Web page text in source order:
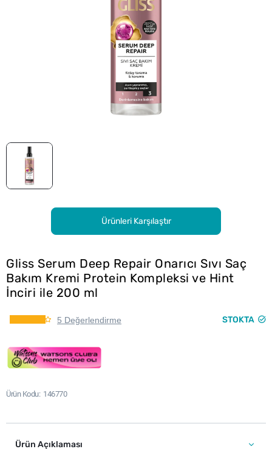
Ürünleri Karşılaştır
Gliss Serum Deep Repair Onarıcı Sıvı Saç
Bakım Kremi Protein Kompleksi ve Hint
İnciri ile 200 ml
5 Değerlendirme STOKTA
Ürün Kodu 146770
Ürün Açıklaması